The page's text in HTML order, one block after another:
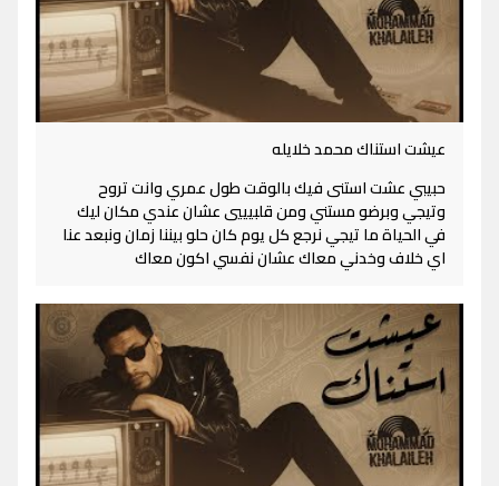
عيشت استناك محمد خلايله
حبيبي عشت استنى فيك بالوقت طول عمري وانت تروح
وتيجي وبرضو مستني ومن قلبيييي عشان عندي مكان ليك
في الحياة ما تيجي نرجع كل يوم كان حلو بيننا زمان ونبعد عنا
اي خلاف وخدني معاك عشان نفسي اكون معاك